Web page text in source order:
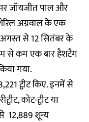
जॉयजीत पाल और
अग्रवाल के एक
से 12 सितंबर के
कम से कम एक बार हैशटैग
गया.
ट्वीट किए. इनमें से
कोट-ट्वीट या
12,889 शून्य